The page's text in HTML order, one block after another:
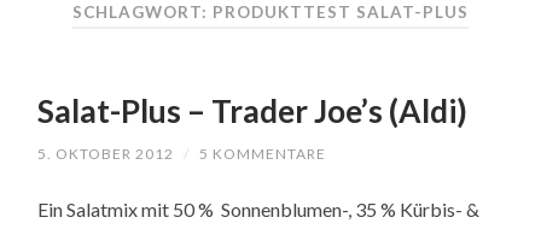
SCHLAGWORT: PRODUKTTEST SALAT-PLUS
Salat-Plus – Trader Joe’s (Aldi)
5. OKTOBER 2012 / 5 KOMMENTARE
Ein Salatmix mit 50 % Sonnenblumen-, 35 % Kürbis- &